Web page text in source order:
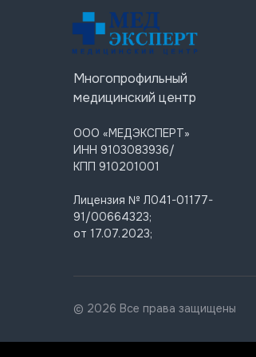
Многопрофильный
медицинский центр
ООО «МЕДЭКСПЕРТ»
ИНН 9103083936/
КПП 910201001
Лицензия № Л041-01177-
91/00664323;
от 17.07.2023;
© 2026 Все права защищены